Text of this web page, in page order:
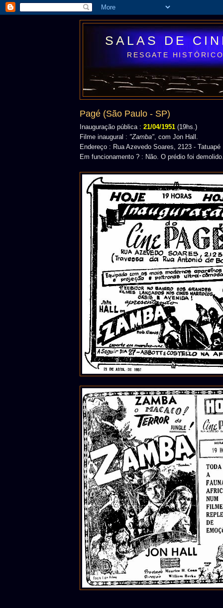
SALAS DE
RESGATE
Pagé (São Paulo - SP)
Inauguração pública : 21/04/1951 (19hs.)
Filme inaugural : "Zamba", com Jon Hall.
Endereço : Rua Azevedo Soares, 2123 - Tatuapé
Em funcionamento ? : Não. O prédio foi